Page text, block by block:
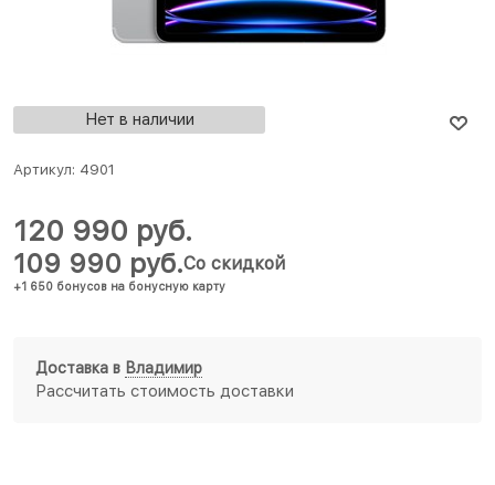
Нет в наличии
Артикул: 4901
109 990 руб.
+1 650 бонусов на бонусную карту
Со скидкой
120 990 руб.
Доставка в Владимир
Рассчитать стоимость доставки